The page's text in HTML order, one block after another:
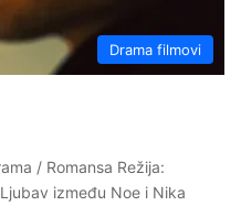
Drama filmovi
/ Romansa Režija:
između Noe i Nika